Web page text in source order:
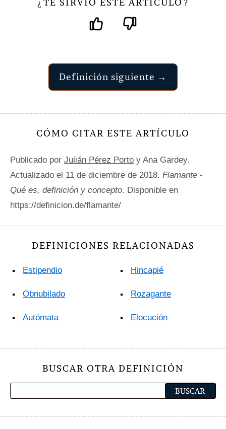
¿ ?
Definición siguiente →
CÓMO CITAR ESTE ARTÍCULO
Publicado por Julián Pérez Porto y Ana Gardey.
Actualizado el 11 de diciembre de 2018. Flamante -
Qué es, definición y concepto. Disponible en
https://definicion.de/flamante/
DEFINICIONES RELACIONADAS
Estipendio
Obnubilado
Autómata
Hincapié
Rozagante
Elocución
BUSCAR OTRA DEFINICIÓN